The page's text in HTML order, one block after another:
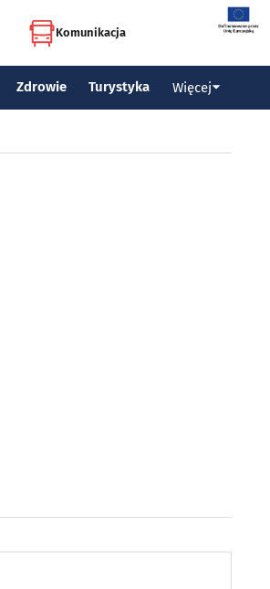
Komunikacja
Zdrowie Turystyka Więcej